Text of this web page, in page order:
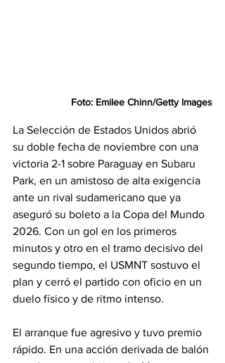
Foto: Emilee Chinn/Getty Images
La Selección de Estados Unidos abrió
su doble fecha de noviembre con una
victoria 2-1 sobre Paraguay en Subaru
Park, en un amistoso de alta exigencia
ante un rival sudamericano que ya
aseguró su boleto a la Copa del Mundo
2026. Con un gol en los primeros
minutos y otro en el tramo decisivo del
segundo tiempo, el USMNT sostuvo el
plan y cerró el partido con oficio en un
duelo físico y de ritmo intenso.
El arranque fue agresivo y tuvo premio
rápido. En una acción derivada de balón